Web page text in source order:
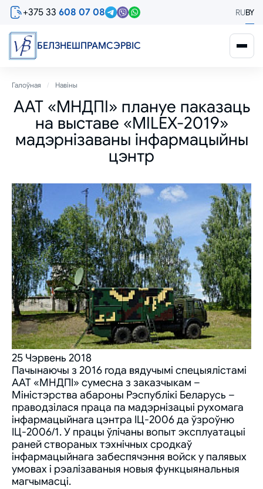
Перайсці
змесціва
+375 33 608 07 08 RUBY
БЕЛЗНЕШПРАМСЭРВIС
Breadcrumb
Галоўная Навіны
ААТ «МНДПІ» плануе паказаць
на выставе «MILEX-2019»
мадэрнізаваны інфармацыйны
цэнтр
25 Чэрвень 2018
Пачынаючы з 2016 года вядучымі спецыялістамі
ААТ «МНДПІ» сумесна з заказчыкам –
Міністэрства абароны Рэспублікі Беларусь –
праводзілася праца па мадэрнізацыі рухомага
інфармацыйнага цэнтра ІЦ-2006 да ўзроўню
ІЦ-2006/1. У працы ўлічаны вопыт эксплуатацыі
раней створаных тэхнічных сродкаў
інфармацыйнага забеспячэння войск у палявых
умовах і рэалізаваныя новыя функцыянальныя
магчымасці.